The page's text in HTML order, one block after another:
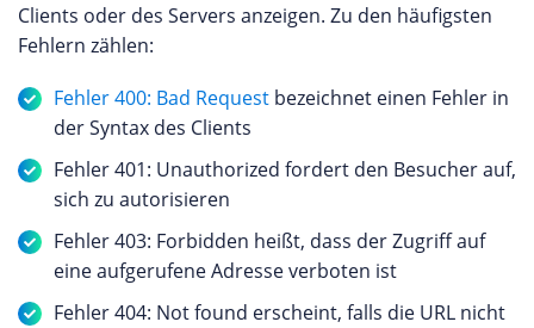
Clients oder des Servers anzeigen. Zu den häufigsten
Fehlern zählen:
Fehler 400: Bad Request bezeichnet einen Fehler in
der Syntax des Clients
Fehler 401: Unauthorized fordert den Besucher auf,
sich zu autorisieren
Fehler 403: Forbidden heißt, dass der Zugriff auf
eine aufgerufene Adresse verboten ist
Fehler 404: Not found erscheint, falls die URL nicht